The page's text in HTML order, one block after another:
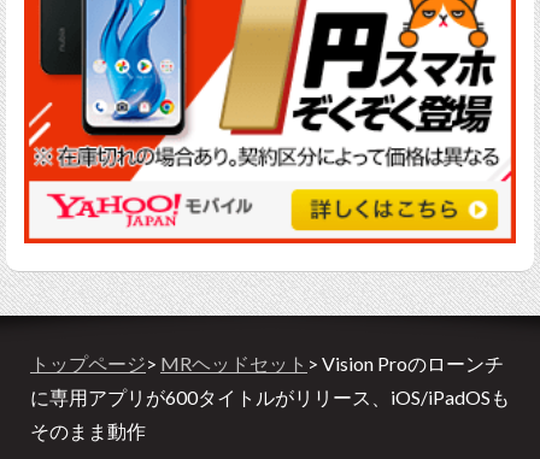
トップページ> MRヘッドセット > Vision Proのローンチ
に専用アプリが600タイトルがリリース、iOS/iPadOSも
そのまま動作